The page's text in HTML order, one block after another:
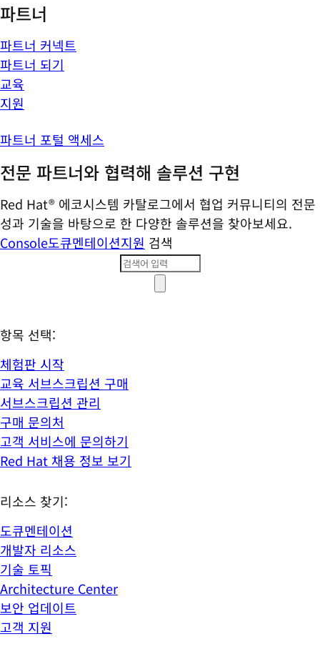
파트너
파트너 커넥트
파트너 되기
교육
지원
파트너 포털 액세스
전문 파트너와 협력해 솔루션 구현
Red Hat® 에코시스템 카탈로그에서 협업 커뮤니티의 전문
성과 기술을 바탕으로 한 다양한 솔루션을 찾아보세요.
Console도큐멘테이션지원 검색
항목 선택:
체험판 시작
교육 서브스크립션 구매
서브스크립션 관리
구매 문의처
고객 서비스에 문의하기
Red Hat 채용 정보 보기
리소스 찾기:
도큐멘테이션
개발자 리소스
기술 토픽
Architecture Center
보안 업데이트
고객 지원